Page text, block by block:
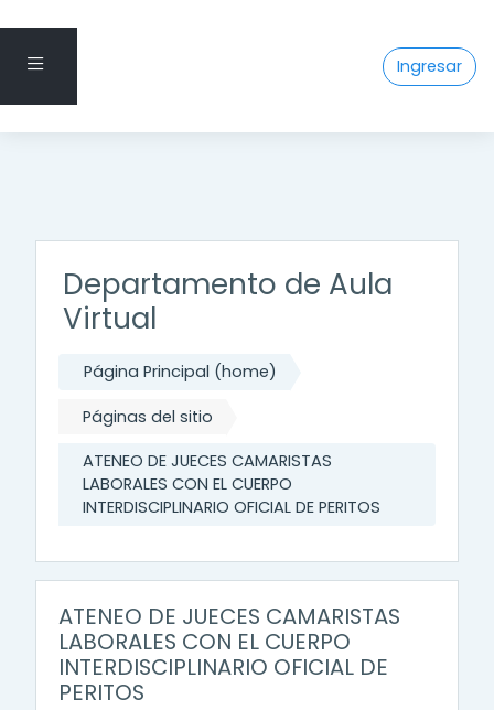
Pánel lateral Ingresar
Saltar al contenido principal
Departamento de Aula
Virtual
Página Principal (home)
Páginas del sitio
ATENEO DE JUECES CAMARISTAS
LABORALES CON EL CUERPO
INTERDISCIPLINARIO OFICIAL DE PERITOS
ATENEO DE JUECES CAMARISTAS
LABORALES CON EL CUERPO
INTERDISCIPLINARIO OFICIAL DE
PERITOS